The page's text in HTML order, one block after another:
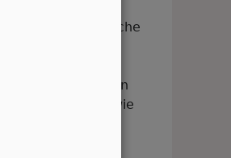
Ökumenische
und Bettag wird in
Bayern deutlich, wie